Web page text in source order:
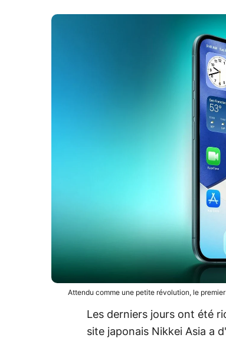
Attendu comme une petite révolution, le
Les derniers jours ont été
site japonais Nikkei Asia a